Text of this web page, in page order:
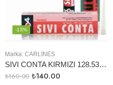
Marka: CARLINES
SIVI CONTA KIRMIZI 128.530.002 TÜP 45 GR
-13%
₺160.00 ₺140.00